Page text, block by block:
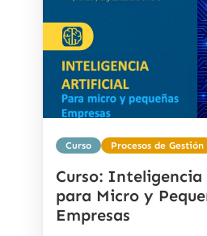
Curso Procesos de Gestión
Curso:
para Micro y
Empresas